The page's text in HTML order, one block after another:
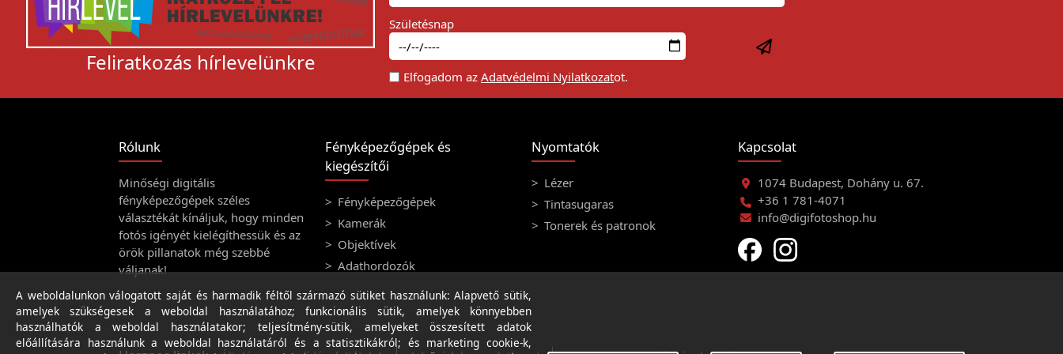
Feliratkozás hírlevelünkre
Születésnap
Elfogadom az Adatvédelmi Nyilatkozatot.
Rólunk
Minőségi digitális
fényképezőgépek széles
választékát kínáljuk, hogy minden
fotós igényét kielégíthessük és az
örök pillanatok még szebbé
váljanak!
Fényképezőgépek és
kiegészítői
Fényképezőgépek
Kamerák
Objektívek
Adathordozók
Nyomtatók
Lézer
Tintasugaras
Tonerek és patronok
Kapcsolat
1074 Budapest, Dohány u. 67.
+36 1 781-4071
info@digifotoshop.hu
A weboldalunkon válogatott saját és harmadik féltől származó sütiket használunk: Alapvető sütik,
amelyek szükségesek a weboldal használatához; funkcionális sütik, amelyek könnyebben
használhatók a weboldal használatakor; teljesítmény-sütik, amelyeket összesített adatok
előállítására használunk a weboldal használatáról és a statisztikákról; és marketing cookie-k,